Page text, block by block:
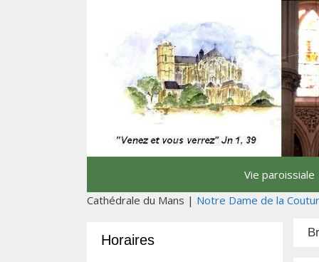
Vie paroissiale
Cathédrale du Mans | Notre Dame de la
Horaires